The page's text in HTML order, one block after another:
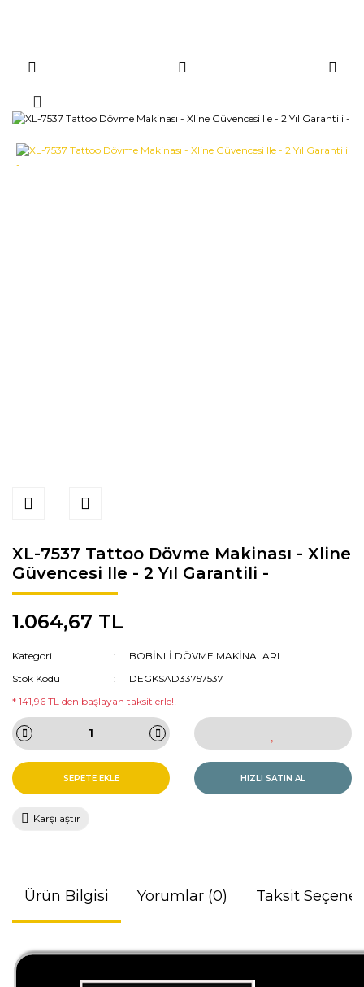
XL-7537 Tattoo Dövme Makinası - Xline
Güvencesi Ile - 2 Yıl Garantili -
1.064,67 TL
Kategori
BOBİNLİ DÖVME MAKİNALARI
Stok Kodu
DEGKSAD33757537
* 141,96 TL den başlayan taksitlerle!!
SEPETE EKLE HIZLI SATIN AL
Karşılaştır
Ürün Bilgisi Yorumlar (0) Taksit